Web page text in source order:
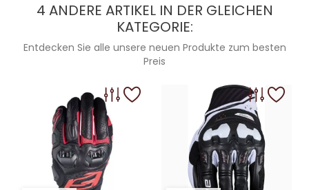
4 ANDERE ARTIKEL IN DER GLEICHEN
KATEGORIE:
Entdecken Sie alle unsere neuen Produkte zum besten
Preis